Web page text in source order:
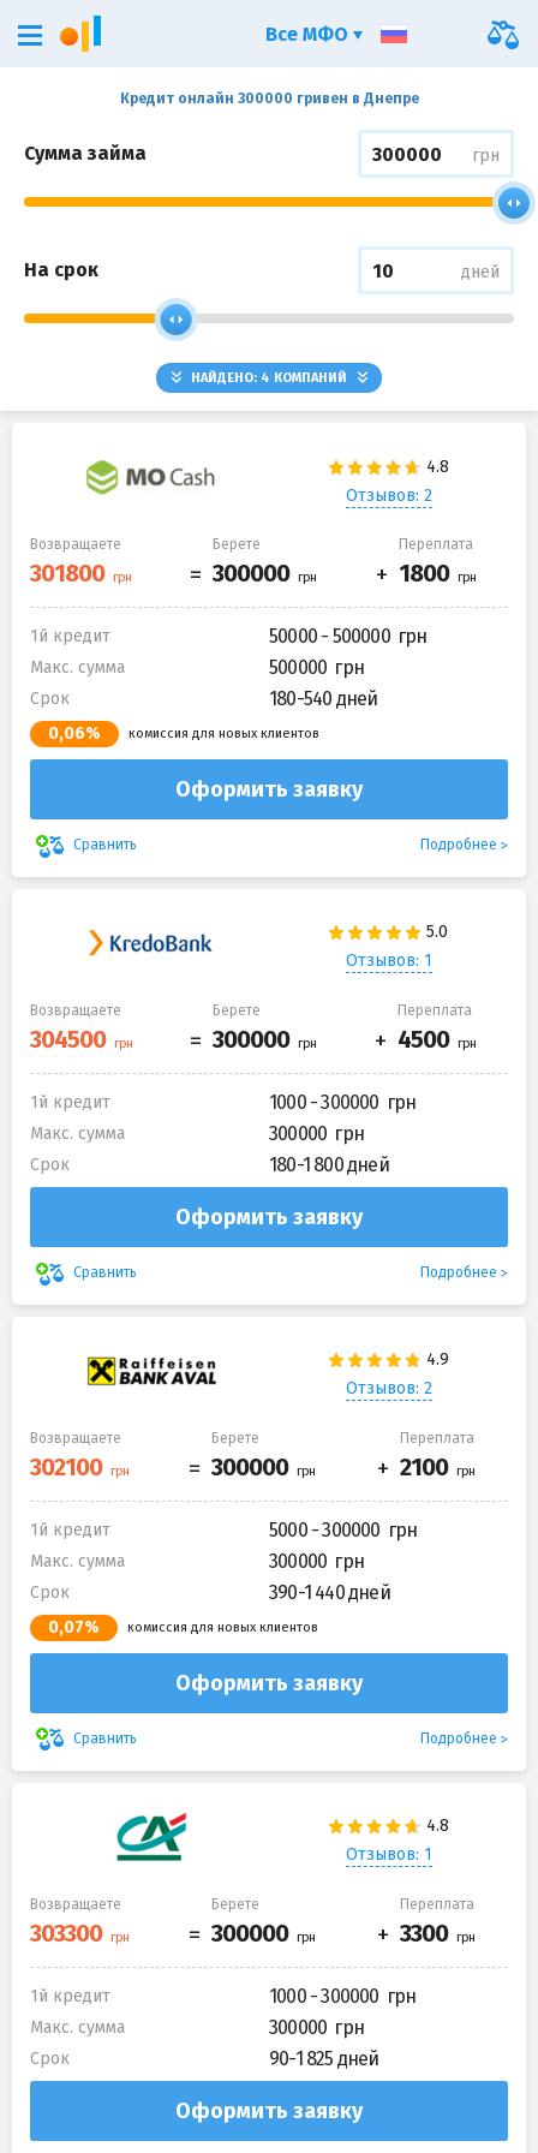
Кредит онлайн 300000 гривен в Днепре
Сумма займа грн
На срок дней
НАЙДЕНО: 4 КОМПАНИЙ
Отзывов: 2
Возвращаете Берете Переплата
1й кредит 50000 - 500000
Макс. сумма 500000
Срок 180-540 дней
0,06% комиссия для новых клиентов
Оформить заявку
Сравнить Подробнее
Отзывов: 1
Возвращаете Берете Переплата
1й кредит 1000 - 300000
Макс. сумма 300000
Срок 180-1 800 дней
Оформить заявку
Сравнить Подробнее
Отзывов: 2
Возвращаете Берете Переплата
1й кредит 5000 - 300000
Макс. сумма 300000
Срок 390-1 440 дней
0,07% комиссия для новых клиентов
Оформить заявку
Сравнить Подробнее
Отзывов: 1
Возвращаете Берете Переплата
1й кредит 1000 - 300000
Макс. сумма 300000
Срок 90-1 825 дней
Оформить заявку
Все МФО